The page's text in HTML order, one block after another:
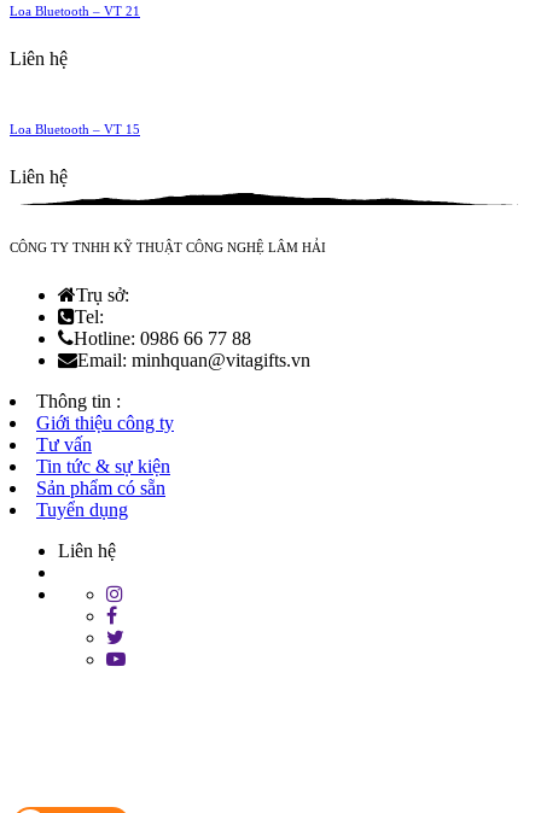
Loa Bluetooth – VT 21
Liên hệ
Loa Bluetooth – VT 15
Liên hệ
CÔNG TY TNHH KỸ THUẬT CÔNG NGHỆ LÂM HẢI
Trụ sở:
Tel:
Hotline: 0986 66 77 88
Email: minhquan@vitagifts.vn
Thông tin :
Giới thiệu công ty
Tư vấn
Tin tức & sự kiện
Sản phẩm có sẵn
Tuyển dụng
Liên hệ